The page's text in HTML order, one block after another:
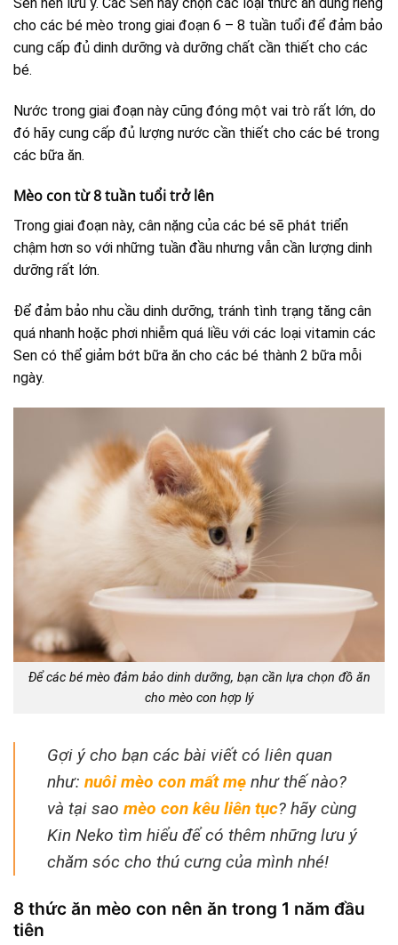
Sen nên lưu ý. Các Sen hãy chọn các loại thức ăn dùng riêng
cho các bé mèo trong giai đoạn 6 – 8 tuần tuổi để đảm bảo
cung cấp đủ dinh dưỡng và dưỡng chất cần thiết cho các
bé.
Nước trong giai đoạn này cũng đóng một vai trò rất lớn, do
đó hãy cung cấp đủ lượng nước cần thiết cho các bé trong
các bữa ăn.
Mèo con từ 8 tuần tuổi trở lên
Trong giai đoạn này, cân nặng của các bé sẽ phát triển
chậm hơn so với những tuần đầu nhưng vẫn cần lượng dinh
dưỡng rất lớn.
Để đảm bảo nhu cầu dinh dưỡng, tránh tình trạng tăng cân
quá nhanh hoặc phơi nhiễm quá liều với các loại vitamin các
Sen có thể giảm bớt bữa ăn cho các bé thành 2 bữa mỗi
ngày.
Để các bé mèo đảm bảo dinh dưỡng, bạn cần lựa chọn đồ ăn
cho mèo con hợp lý
Gợi ý cho bạn các bài viết có liên quan
như: nuôi mèo con mất mẹ như thế nào?
và tại sao mèo con kêu liên tục? hãy cùng
Kin Neko tìm hiểu để có thêm những lưu ý
chăm sóc cho thú cưng của mình nhé!
8 thức ăn mèo con nên ăn trong 1 năm đầu
tiên